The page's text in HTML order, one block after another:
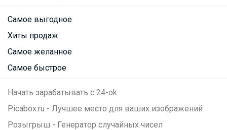
Самое выгодное
Хиты продаж
Самое желанное
Самое быстрое
Начать зарабатывать с 24-ok
Picabox.ru - Лучшее место для ваших изображений
Розыгрыш - Генератор случайных чисел